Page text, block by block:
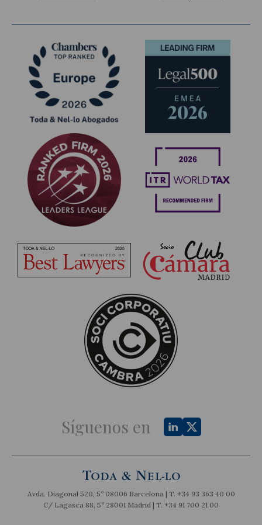
Síguenos en
Avda. Diagonal 520, 5º 08006 Barcelona | T. +34 93 363 40 00
C/ Lagasca 88, 5º 28001 Madrid | T. +34 91 700 21 00